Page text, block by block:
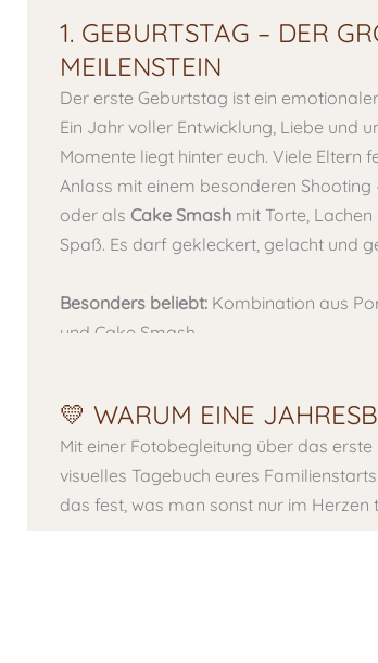
1. GEBURTSTAG – DER
EILENSTEIN
Der erste Geburtstag ist ein
Ein Jahr voller Entwicklung, Liebe und
Momente liegt hinter euch. Viele Eltern
Anlass mit einem besonderen Shooting
oder als Cake Smashmit Torte, Lachen
Spaß. Es darf gekleckert, gelacht und
Besonders beliebt:Kombination aus
und Cake Smash
💛 WARUM EINE
Mit einer Fotobegleitung über das
visuelles Tagebuch eures
das fest, was man sonst nur im Herzen